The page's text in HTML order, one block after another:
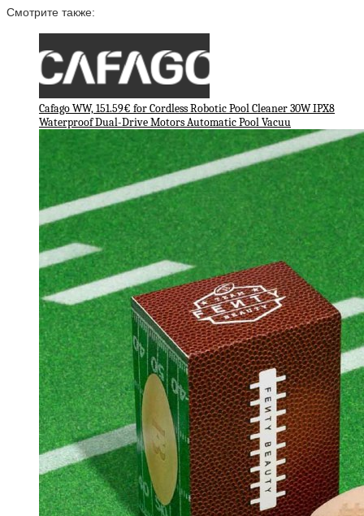
Смотрите также:
Cafago WW, 151.59€ for Cordless Robotic Pool Cleaner 30W IPX8
Waterproof Dual-Drive Motors Automatic Pool Vacuu